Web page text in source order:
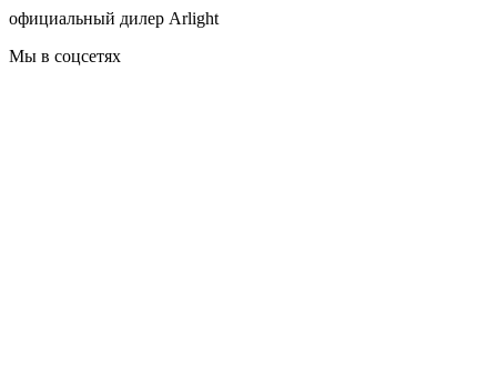
официальный дилер Arlight
Мы в соцсетях